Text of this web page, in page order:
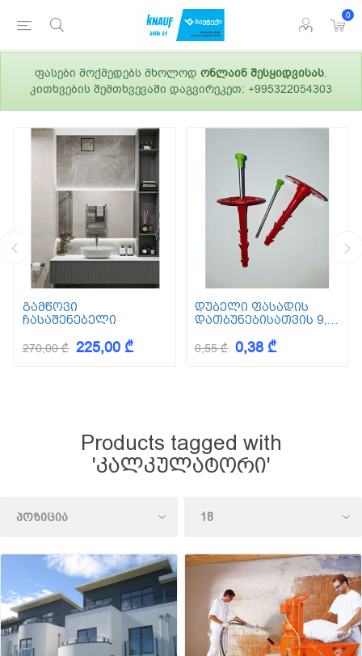
0
ფასები მოქმედებს მხოლოდ ონლაინ შესყიდვისას.
კითხვების შემთხვევაში დაგვირეკეთ: +995322054303
გამწოვი
ჩასაშენებელი
270,00 ₾ 225,00 ₾
დუბელი ფასადის
დათბუნებისათვის 9,5
0,55 ₾ 0,38 ₾
Products tagged with
'კალკულატორი'